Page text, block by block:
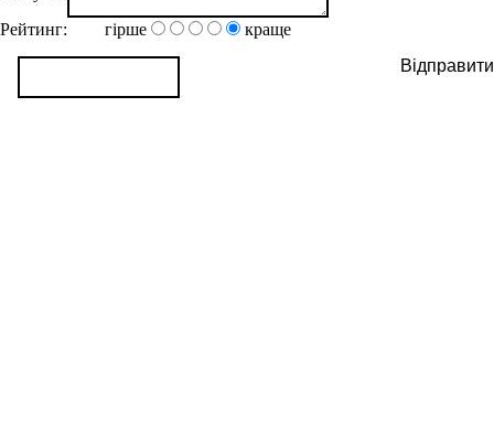
Рейтинг:
гірше
краще
Відправити